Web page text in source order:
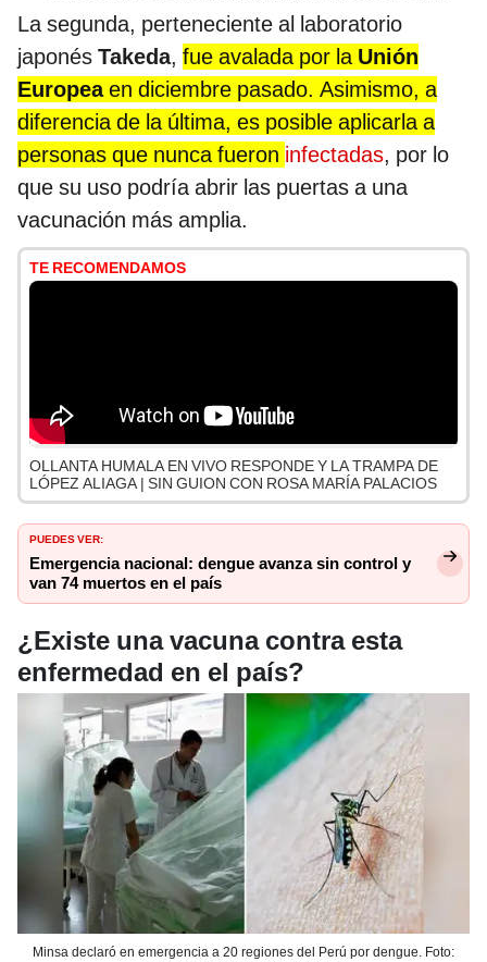
La segunda, perteneciente al laboratorio
japonés Takeda, fue avalada por la Unión
Europeaen diciembre pasado. Asimismo, a
diferencia de la última, es posible aplicarla a
personas que nunca fueron infectadas, por lo
que su uso podría abrir las puertas a una
vacunación más amplia.
TE RECOMENDAMOS
OLLANTA HUMALA EN VIVO RESPONDE Y LA TRAMPA DE
LÓPEZ ALIAGA | SIN GUION CON ROSA MARÍA PALACIOS
PUEDES VER:
Emergencia nacional: dengue avanza sin control y
van 74 muertos en el país
¿Existe una vacuna contra esta
enfermedad en el país?
Minsa declaró en emergencia a 20 regiones del Perú por dengue. Foto: